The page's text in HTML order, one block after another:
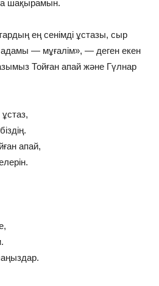
шақырамын.
ең сенімді ұстазы, сыр
— мұғалім», — деген екен
Тойған апай және Гүлнар
ұстаз,
апай,